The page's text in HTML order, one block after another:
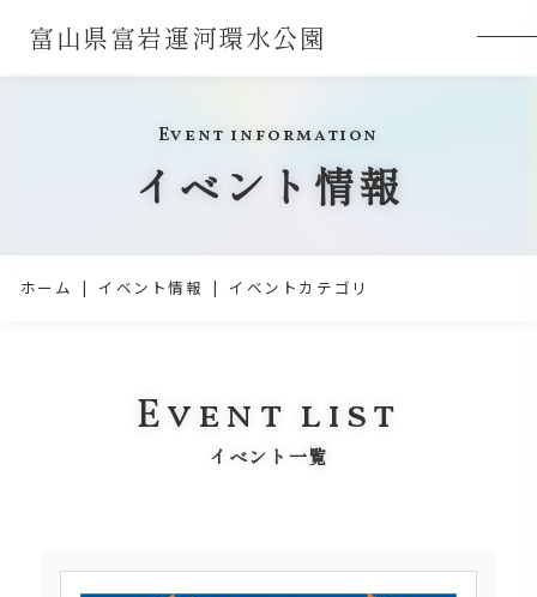
富山県富岩運河環水公園
Event information
イベント情報
ホーム イベント情報 イベントカテゴリ
Event list
イベント一覧